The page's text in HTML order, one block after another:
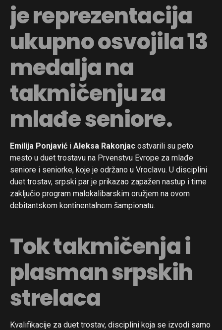
je reprezentacija
ukupno osvojila 13
medalja na
takmičenju za
mlađe seniore.
Emilija Ponjavić i Aleksa Rakonjac ostvarili su peto
mesto u duet trostavu na Prvenstvu Evrope za mlađe
seniore i seniorke, koje je održano u Vroclavu. U disciplini
duet trostav, srpski par je prikazao zapažen nastup i time
zaključio program malokalibarskim oružjem na ovom
debitantskom kontinentalnom šampionatu.
Tok takmičenja i
plasman srpskih
strelaca
Kvalifikacije za duet trostav, disciplini koja se izvodi samo